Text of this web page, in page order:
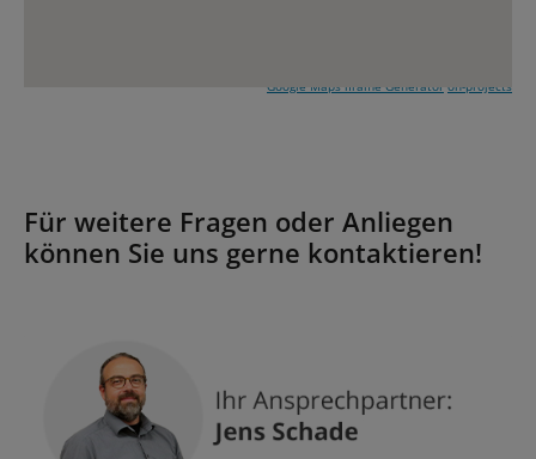
Google Maps iframe Generator on-projects
Für weitere Fragen oder Anliegen
können Sie uns gerne kontaktieren!